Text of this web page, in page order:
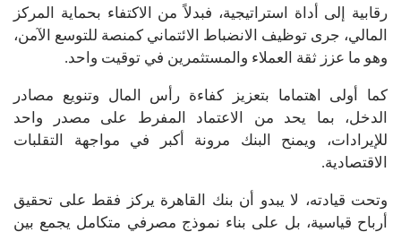
رقابية إلى أداة استراتيجية، فبدلاً من الاكتفاء بحماية المركز
المالي، جرى توظيف الانضباط الائتماني كمنصة للتوسع الآمن،
وهو ما عزز ثقة العملاء والمستثمرين في توقيت واحد.
كما أولى اهتماما بتعزيز كفاءة رأس المال وتنويع مصادر
الدخل، بما يحد من الاعتماد المفرط على مصدر واحد
للإيرادات، ويمنح البنك مرونة أكبر في مواجهة التقلبات
الاقتصادية.
وتحت قيادته، لا يبدو أن بنك القاهرة يركز فقط على تحقيق
أرباح قياسية، بل على بناء نموذج مصرفي متكامل يجمع بين